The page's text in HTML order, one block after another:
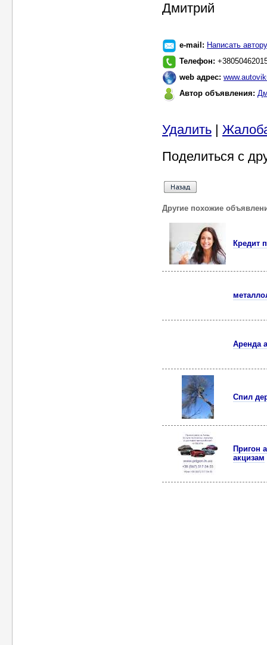
Дмитрий
e-mail: Написать автору
Телефон:
web адрес:
Автор объявления:
Удалить |
Поделиться с
Другие похожие
Кредит
Аренда
Спил
Пригон
акцизам